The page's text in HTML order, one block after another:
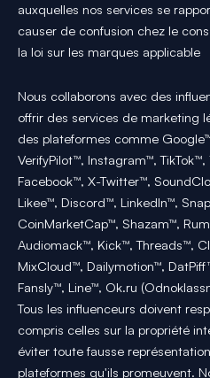
auxquelles nos services se
causer de confusion chez le
la loi sur les marques applicable
Nous collaborons avec des
offrir des services de marketing
des plateformes comme
VerifyPilot™, Instagram™, TikTok™,
Facebook™, X-Twitter™,
Likee™, Discord™, LinkedIn™,
CoinMarketCap™, Shazam™,
Audiomack™, Kick™, Threads™,
MixCloud™, Dailymotion™,
Fansly™, Line™, Ok.ru
Tous les influenceurs doivent
compris celles sur la propriété
éviter toute fausse
plateformes qu'ils promeuvent.